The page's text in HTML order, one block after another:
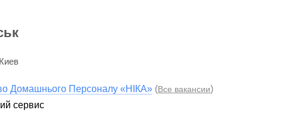
Киев
Домашнього Персоналу «НІКА» (Все вакансии)
сервис